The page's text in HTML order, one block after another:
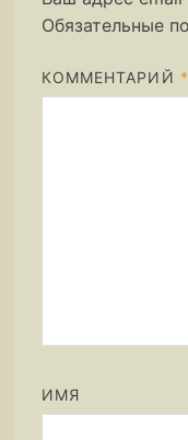
Обязательные
КОММЕНТАРИЙ *
ИМЯ